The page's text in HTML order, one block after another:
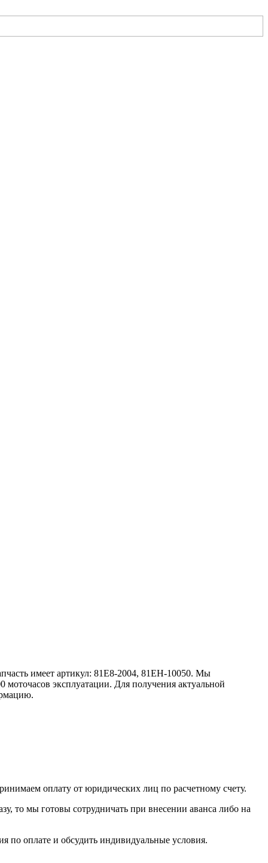
имеет артикул: 81E8-2004, 81EH-10050. Мы
эксплуатации. Для получения актуальной
оплату от юридических лиц по расчетному счету.
то мы готовы сотрудничать при внесении аванса либо на
по оплате и обсудить индивидуальные условия.